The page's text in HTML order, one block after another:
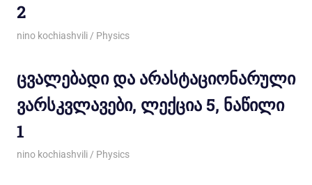
2
05/03/2012
nino kochiashvili Physics
ცვალებადი და არასტაციონარული
ვარსკვლავები, ლექცია 5, ნაწილი
1
05/03/2012
nino kochiashvili Physics